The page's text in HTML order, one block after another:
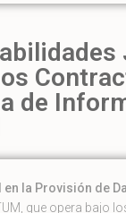
de
la Provisión de
que opera bajo